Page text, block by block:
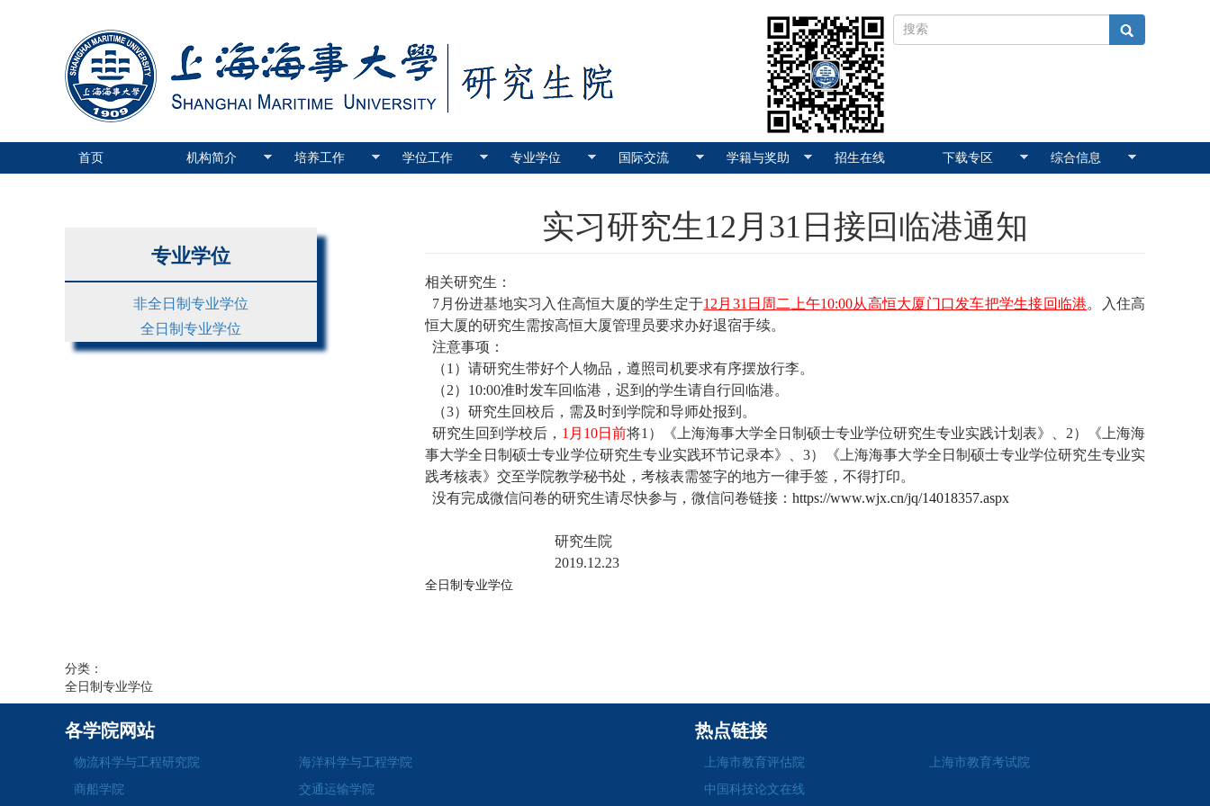
首页 机构简介 培养工作 学位工作 专业学位 国际交流 学籍与奖助 招生在线 下载专区 综合信息
专业学位
非全日制专业学位
全日制专业学位
实习研究生12月31日接回临港通知
相关研究生：
7 月份进基地实习入住高恒大厦的学生定于12 月 31 日 周 二 上午10:00从高恒大厦门口发车把学生接回临港。入住高
恒大厦的研究生需按高恒大厦管理员要求办好退宿手续。
注意事项：
（1 ）请研究生带好个人物品，遵照司机要求有序摆放行李。
（2） 10:00准时发车回临港，迟到的学生请自行回临港。
（3）研究生回校后，需及时到学院和导师处报到。
研究生回到学校后， 1 月 10日前将1 ） 《上海海事大学全日制硕士专业学位研究生专业实践计划表》、 2）《上海海
事大学全日制硕士专业学位研究生专业实践环节记录本》、3）《上海海事大学全日制硕士专业学位研究生专业实
践考核表》交至学院教学秘书处，考核表需签字的地方一律手签，不得打印。
没有完成微信问卷的研究生请尽快参与，微信问卷链接： https://www.wjx.cn/jq/14018357.aspx
研究生院
2019.12.23
全日制专业学位
分类：
全日制专业学位
各学院网站
物流科学与工程研究院
海洋科学与工程学院
商船学院
交通运输学院
热点链接
上海市教育评估院
上海市教育考试院
中国科技论文在线